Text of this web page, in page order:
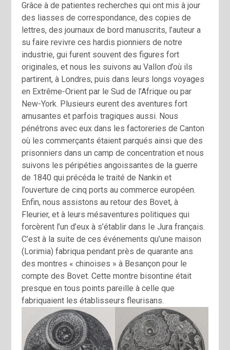
Grâce à de patientes recherches qui ont mis à jour
des liasses de correspondance, des copies de
lettres, des journaux de bord manuscrits, l’auteur a
su faire revivre ces hardis pionniers de notre
industrie, gui furent souvent des figures fort
originales, et nous les suivons au Vallon d’où ils
partirent, à Londres, puis dans leurs longs voyages
en Extrême-Orient par le Sud de l’Afrique ou par
New-York. Plusieurs eurent des aventures fort
amusantes et parfois tragiques aussi. Nous
pénétrons avec eux dans les factoreries de Canton
où les commerçants étaient parqués ainsi que des
prisonniers dans un camp de concentration et nous
suivons les péripéties angoissantes de la guerre
de 1840 qui précéda le traité de Nankin et
l’ouverture de cinq ports au commerce européen.
Enfin, nous assistons au retour des Bovet, à
Fleurier, et à leurs mésaventures politiques qui
forcèrent l’un d’eux à s’établir dans Ie Jura français.
C’est à la suite de ces événements qu’une maison
(Lorimia) fabriqua pendant près de quarante ans
des montres « chinoises » à Besançon pour le
compte des Bovet. Cette montre bisontine était
presque en tous points pareille à celle que
fabriquaient les établisseurs fleurisans.